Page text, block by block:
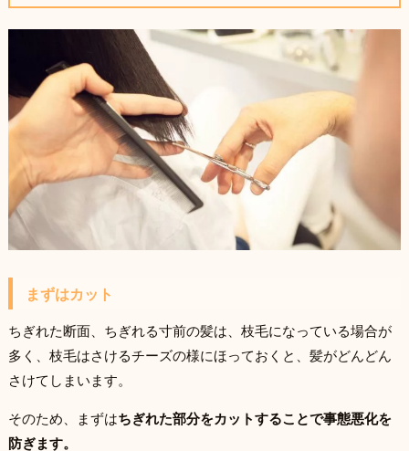
まずはカット
ちぎれた断面、ちぎれる寸前の髪は、枝毛になっている場合が
多く、枝毛はさけるチーズの様にほっておくと、髪がどんどん
さけてしまいます。
そのため、まずはちぎれた部分をカットすることで事態悪化を
防ぎます。